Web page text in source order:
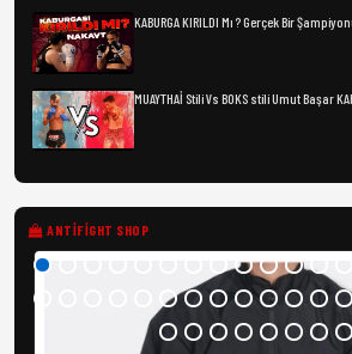
KABURGA KIRILDI Mı ? Gerçek Bir
MUAYTHAİ Stili Vs BOKS stili Umut Başar
ANTIFIGHT SHOP